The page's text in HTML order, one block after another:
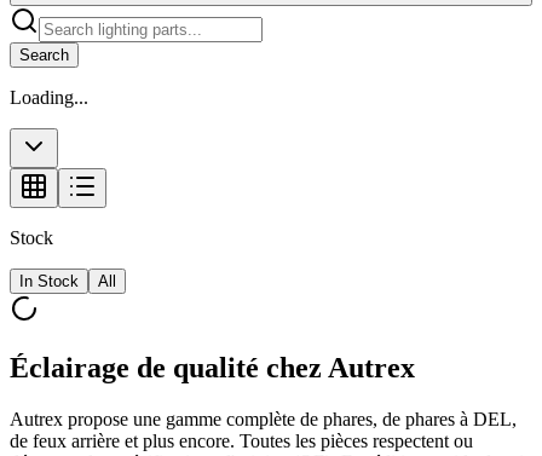
Search
Loading...
Stock
In Stock All
Éclairage de qualité chez Autrex
Autrex propose une gamme complète de phares, de phares à DEL,
de feux arrière et plus encore. Toutes les pièces respectent ou